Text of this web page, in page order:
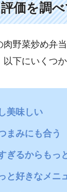
価を調
肉野菜炒め弁
下にいくつか
美味しい
まみにも合う
ぎるからもっ
と好きなメニ